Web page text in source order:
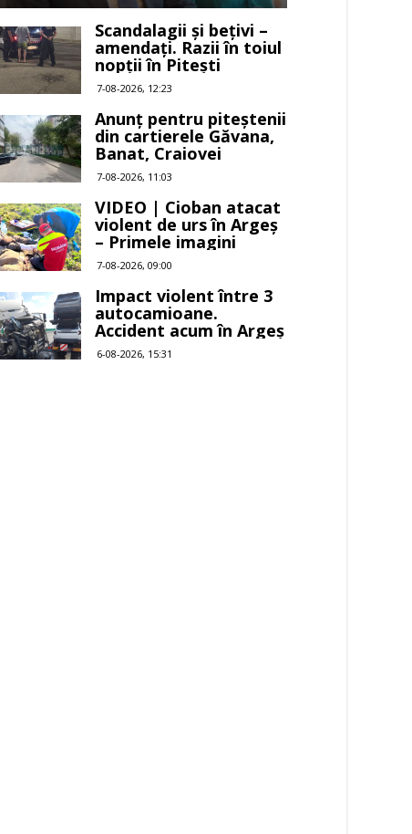
Scandalagii și bețivi –
amendați. Razii în toiul
nopții în Pitești
7-08-2026, 12:23
Anunț pentru piteștenii
din cartierele Găvana,
Banat, Craiovei
7-08-2026, 11:03
VIDEO | Cioban atacat
violent de urs în Argeș
– Primele imagini
7-08-2026, 09:00
Impact violent între 3
autocamioane.
Accident acum în Argeș
6-08-2026, 15:31